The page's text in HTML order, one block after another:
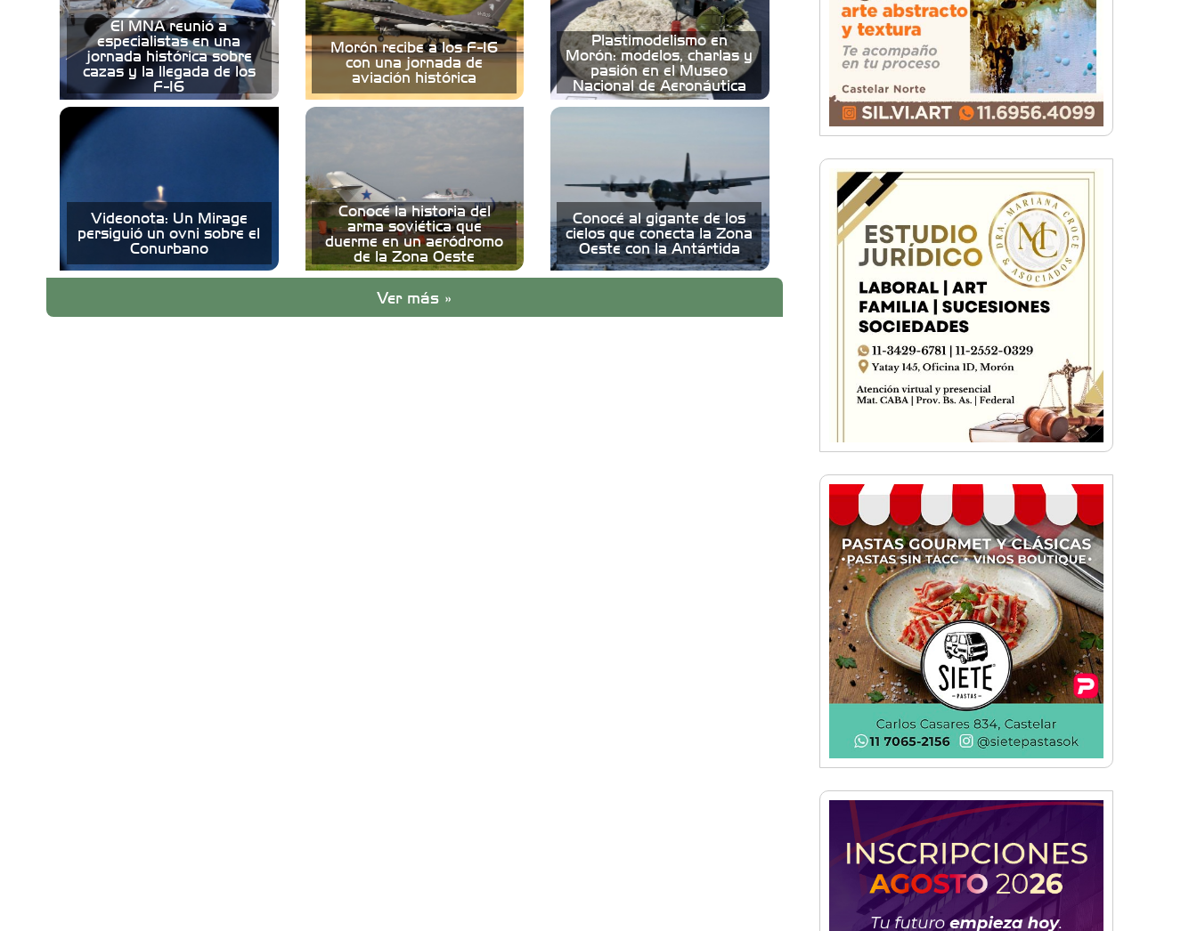
El MNA reunió a
especialistas en una
jornada histórica sobre
cazas y la llegada de los
F-16
Morón recibe a los F-16
con una jornada de
aviación histórica
Plastimodelismo en
Morón: modelos, charlas y
pasión en el Museo
Nacional de Aeronáutica
Videonota: Un Mirage
persiguió un ovni sobre el
Conurbano
Conocé la historia del
arma soviética que
duerme en un aeródromo
de la Zona Oeste
Conocé al gigante de los
cielos que conecta la Zona
Oeste con la Antártida
Ver más »